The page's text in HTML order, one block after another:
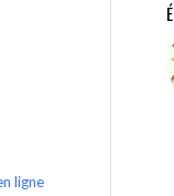
ligne